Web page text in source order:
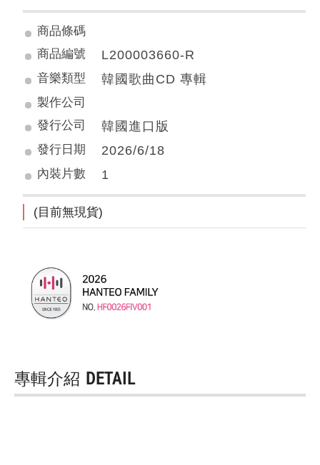
商品條碼
商品編號
L200003660-R
音樂類型 韓國歌曲CD 專輯
製作公司
發行公司
韓國進口版
發行日期 2026/6/18
內裝片數 1
(目前無現貨)
專輯介紹 DETAIL